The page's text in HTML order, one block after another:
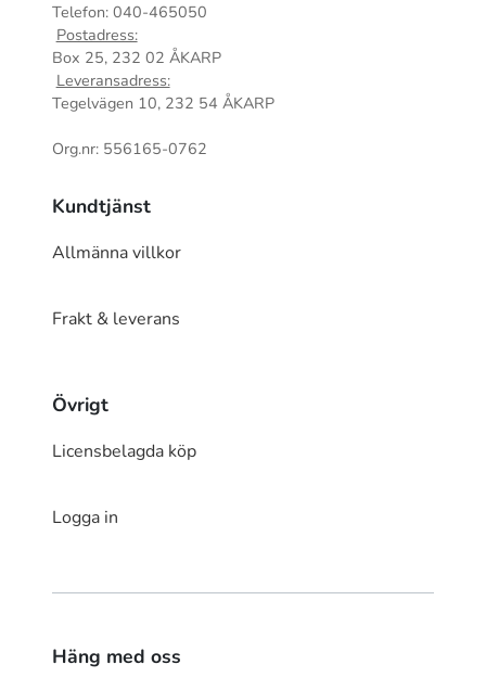
Telefon: 040-465050
Postadress:
Box 25, 232 02 ÅKARP
Leveransadress:
Tegelvägen 10, 232 54 ÅKARP
Org.nr: 556165-0762
Kundtjänst
Allmänna villkor
Frakt & leverans
Övrigt
Licensbelagda köp
Logga in
Häng med oss